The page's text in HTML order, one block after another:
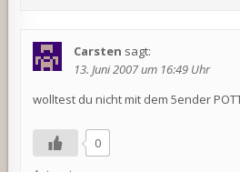
Carsten sagt:
13. Juni 2007 um 16:49 Uhr
wolltest du nicht mit dem 5ender
0